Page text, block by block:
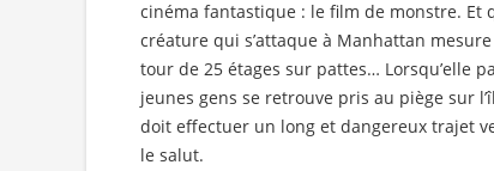
cinéma fantastique : le film de monstre. Et
créature qui s’attaque à Manhattan
tour de 25 étages sur pattes… Lorsqu’elle
jeunes gens se retrouve pris au piège sur
doit effectuer un long et dangereux trajet
le salut.